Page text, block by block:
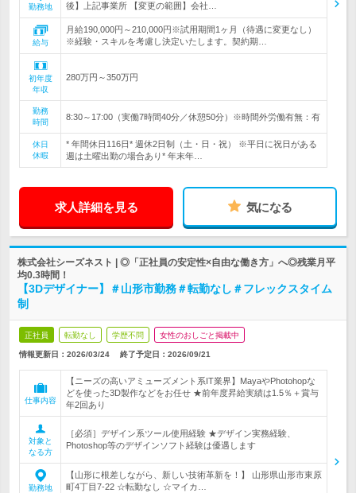
勤務地
後】上記事業所 【変更の範囲】会社…
給与
月給190,000円～210,000円※試用期間1ヶ月（待遇に変更なし）
※経験・スキルを考慮し決定いたします。契約期…
初年度
年収
280万円～350万円
勤務
時間
8:30～17:00（実働7時間40分／休憩50分）※時間外労働有無：有
休日
休暇
* 年間休日116日* 週休2日制（土・日・祝） ※平日に祝日がある
週は土曜出勤の場合あり* 年末年…
求人詳細を見る 気になる
株式会社シーズネスト | ◎「正社員の安定性×自由な働き方」へ◎残業月平
均0.3時間！
【3Dデザイナー】＃山形市勤務＃転勤なし＃フレックスタイム
制
正社員 転勤なし 学歴不問 女性のおしごと掲載中
情報更新日：2026/03/24 終了予定日： 2026/09/21
仕事内容
【ニーズの高いアミューズメント系IT業界】MayaやPhotohopな
どを使った3D製作などをお任せ ★前年度昇給実績は1.5％＋賞与
年2回あり
対象と
なる方
［必須］デザイン系ツール使用経験 ★デザイン実務経験、
Photoshop等のデザインソフト経験は優遇します
勤務地
【山形に根差しながら、新しい技術革新を！】 山形県山形市東原
町4丁目7-22 ☆転勤なし ☆マイカ…